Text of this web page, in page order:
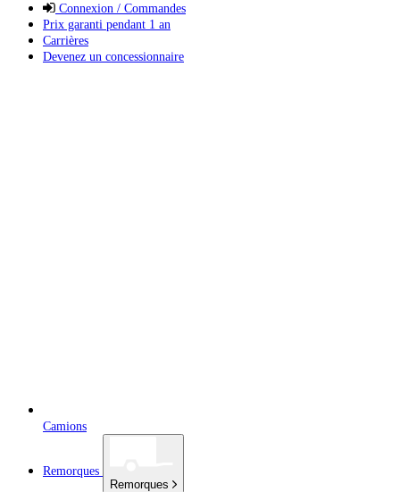
Connexion / Commandes
Prix garanti pendant 1 an
Carrières
Devenez un concessionnaire
Camions
Remorques
Remorques